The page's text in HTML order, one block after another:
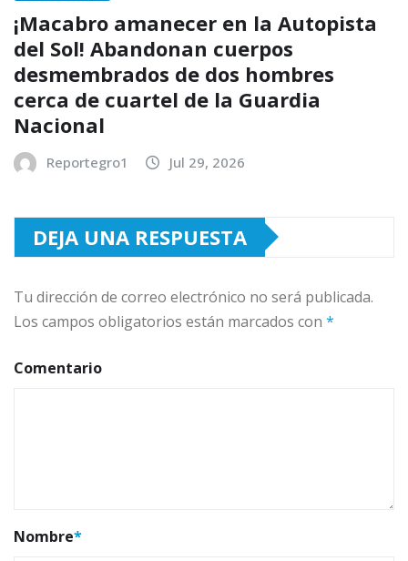
¡Macabro amanecer en la Autopista
del Sol! Abandonan cuerpos
desmembrados de dos hombres
cerca de cuartel de la Guardia
Nacional
Reportegro1 Jul 29, 2026
DEJA UNA RESPUESTA
Tu dirección de correo electrónico no será publicada.
Los campos obligatorios están marcados con *
Comentario
Nombre*